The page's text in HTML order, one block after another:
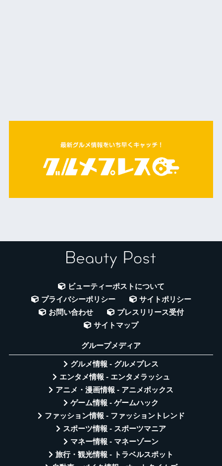
ビューティーポストについて
プライバシーポリシー
サイトポリシー
お問い合わせ
プレスリリース受付
サイトマップ
グループメディア
グルメ情報 - グルメプレス
エンタメ情報 - エンタメラッシュ
アニメ・漫画情報 - アニメボックス
ゲーム情報 - ゲームハック
ファッション情報 - ファッショントレンド
スポーツ情報 - スポーツマニア
マネー情報 - マネーゾーン
旅行・観光情報 - トラベルスポット